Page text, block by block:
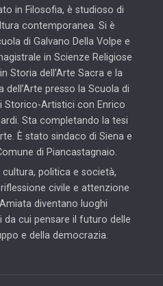
in Filosofia, è studioso di
contemporanea. Si è
di Galvano Della Volpe e
in Scienze Religiose
Storia dell’Arte Sacra e la
presso la Scuola di
Storico-Artistici con Enrico
Sta completando la tesi
È stato sindaco di Siena e
di Piancastagnaio.
politica e società,
civile e attenzione
diventano luoghi
da cui pensare il futuro delle
e della democrazia.